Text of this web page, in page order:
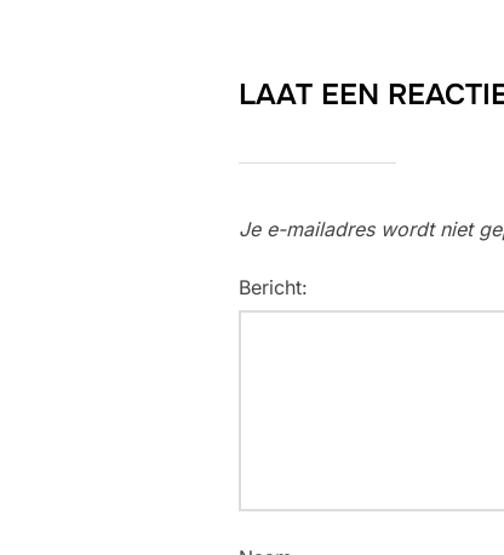
LAAT EEN
Je e-mailadres wordt niet
Bericht: